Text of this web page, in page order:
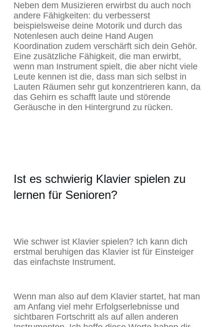
Neben dem Musizieren erwirbst du auch noch
andere Fähigkeiten: du verbesserst
beispielsweise deine Motorik und durch das
Notenlesen auch deine Hand Augen
Koordination zudem verschärft sich dein Gehör.
Eine zusätzliche Fähigkeit, die man erwirbt,
wenn man Instrument spielt, die aber nicht viele
Leute kennen ist die, dass man sich selbst in
Lauten Räumen sehr gut konzentrieren kann, da
das Gehirn es schafft laute und störende
Geräusche in den Hintergrund zu rücken.
Ist es schwierig Klavier spielen zu
lernen für Senioren?
Wie schwer ist Klavier spielen? Ich kann dich
erstmal beruhigen das Klavier ist für Einsteiger
das einfachste Instrument.
Wenn man also auf dem Klavier startet, hat man
am Anfang viel mehr Erfolgserlebnisse und
sichtbaren Fortschritt als auf allen anderen